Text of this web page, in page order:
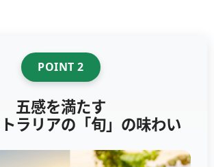
POINT 2
五感を満たす
ラリアの「旬」の味わい